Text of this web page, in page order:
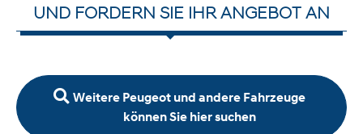
UND FORDERN SIE IHR ANGEBOT AN
Weitere Peugeot und andere Fahrzeuge
können Sie hier suchen